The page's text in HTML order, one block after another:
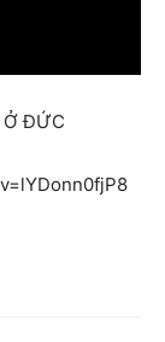
Ở ĐỨC